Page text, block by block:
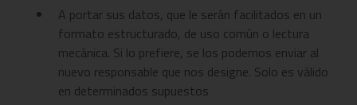
A portar sus datos, que le serán facilitados en un
formato estructurado, de uso común o lectura
mecánica. Si lo prefiere, se los podemos enviar al
nuevo responsable que nos designe. Solo es válido
en determinados supuestos